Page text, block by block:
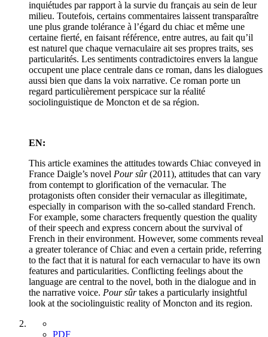
inquiétudes par rapport à la survie du français au sein de leur
milieu. Toutefois, certains commentaires laissent transparaître
une plus grande tolérance à l’égard du chiac et même une
certaine fierté, en faisant référence, entre autres, au fait qu’il
est naturel que chaque vernaculaire ait ses propres traits, ses
particularités. Les sentiments contradictoires envers la langue
occupent une place centrale dans ce roman, dans les dialogues
aussi bien que dans la voix narrative. Ce roman porte un
regard particulièrement perspicace sur la réalité
sociolinguistique de Moncton et de sa région.
EN:
This article examines the attitudes towards Chiac conveyed in
France Daigle’s novel Pour sûr(2011), attitudes that can vary
from contempt to glorification of the vernacular. The
protagonists often consider their vernacular as illegitimate,
especially in comparison with the so-called standard French.
For example, some characters frequently question the quality
of their speech and express concern about the survival of
French in their environment. However, some comments reveal
a greater tolerance of Chiac and even a certain pride, referring
to the fact that it is natural for each vernacular to have its own
features and particularities. Conflicting feelings about the
language are central to the novel, both in the dialogue and in
the narrative voice. Pour sûrtakes a particularly insightful
look at the sociolinguistic reality of Moncton and its region.
PDF